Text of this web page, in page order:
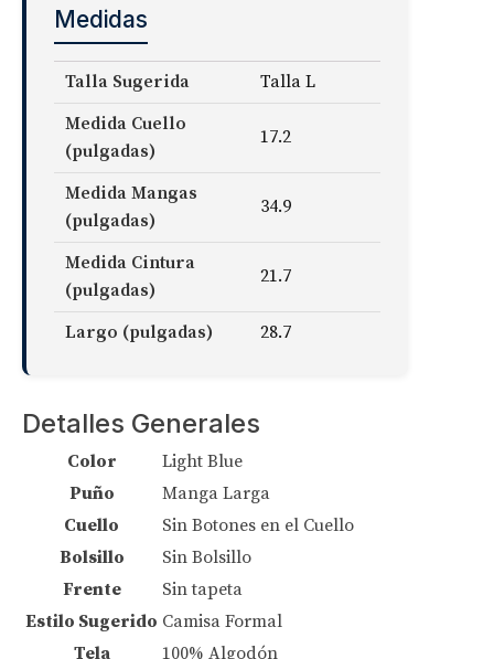
Medidas
Talla Sugerida
Talla L
Medida Cuello
(pulgadas)
17.2
Medida Mangas
(pulgadas)
34.9
Medida Cintura
(pulgadas)
21.7
Largo (pulgadas) 28.7
Detalles Generales
Color
Light Blue
Puño
Manga Larga
Cuello
Sin Botones en el Cuello
Bolsillo
Sin Bolsillo
Frente
Sin tapeta
Estilo Sugerido Camisa Formal
Tela
100% Algodón